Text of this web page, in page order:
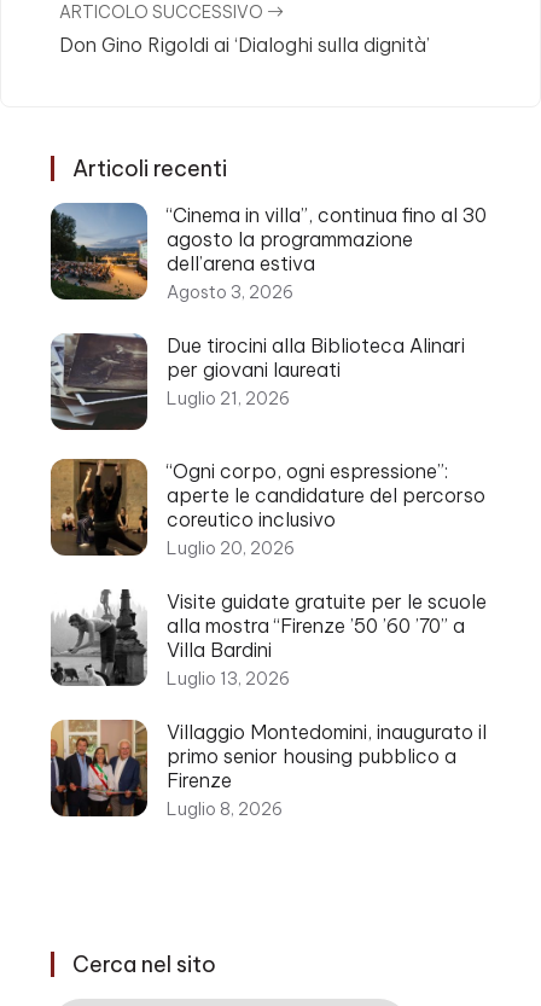
ARTICOLO SUCCESSIVO
Don Gino Rigoldi ai ‘Dialoghi sulla dignità’
Articoli recenti
“Cinema in villa”, continua fino al 30
agosto la programmazione
dell’arena estiva
Agosto 3, 2026
Due tirocini alla Biblioteca Alinari
per giovani laureati
Luglio 21, 2026
“Ogni corpo, ogni espressione”:
aperte le candidature del percorso
coreutico inclusivo
Luglio 20, 2026
Visite guidate gratuite per le scuole
alla mostra “Firenze ’50 ’60 ’70” a
Villa Bardini
Luglio 13, 2026
Villaggio Montedomini, inaugurato il
primo senior housing pubblico a
Firenze
Luglio 8, 2026
Cerca nel sito